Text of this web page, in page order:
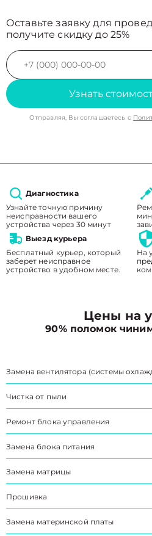
Оставьте заявку для
получите скидку до 25%
Узнать
Отправляя, Вы соглашаетесь с
Диагностика
Узнайте точную причину
неисправности вашего
устройства через 30 минут
Выезд курьера
Бесплатный курьер, который
заберет неисправное
устройство в удобном месте.
На
Цены на
90% поломок
Замена вентилятора (системы
Чистка от пыли
Ремонт блока управления
Замена блока питания
Замена матрицы
Прошивка
Замена материнской платы